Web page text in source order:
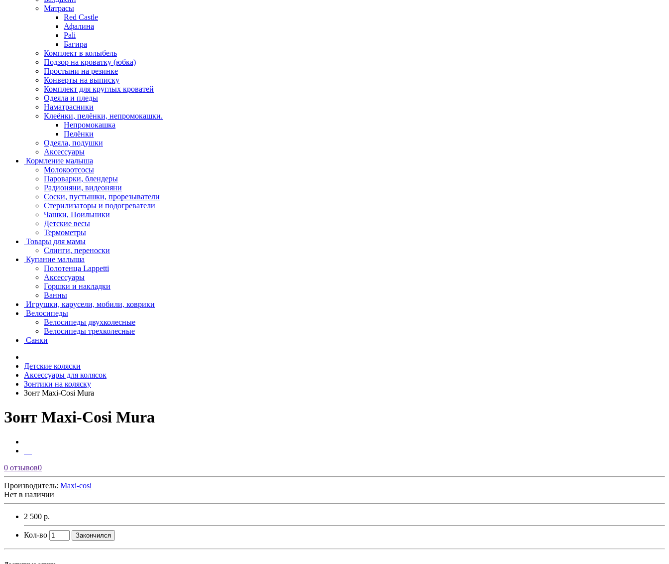
Матрасы
Red Castle
Афалина
Pali
Багира
Комплект в колыбель
Подзор на кроватку (юбка)
Простыни на резинке
Конверты на выписку
Комплект для круглых кроватей
Одеяла и пледы
Наматрасники
Клеёнки, пелёнки, непромокашки.
Непромокашка
Пелёнки
Одеяла, подушки
Аксессуары
Кормление малыша
Молокоотсосы
Пароварки, блендеры
Радионяни, видеоняни
Соски, пустышки, прорезыватели
Стерилизаторы и подогреватели
Чашки, Поильники
Детские весы
Термометры
Товары для мамы
Слинги, переноски
Купание малыша
Полотенца Lappetti
Аксессуары
Горшки и накладки
Ванны
Игрушки, карусели, мобили, коврики
Велосипеды
Велосипеды двухколесные
Велосипеды трехколесные
Санки
Детские коляски
Аксессуары для колясок
Зонтики на коляску
Зонт Maxi-Cosi Mura
Зонт Maxi-Cosi Mura
0 отзывов0
Производитель: Maxi-cosi
Нет в наличии
2 500 р.
Кол-во Закончился